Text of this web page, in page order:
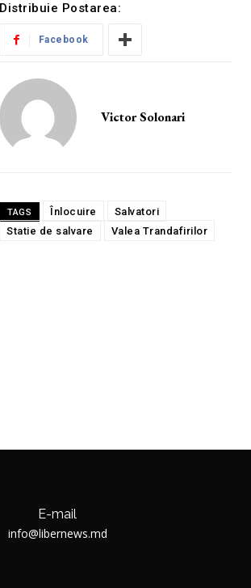
Distribuie Postarea:
Facebook
Victor Solonari
TAGS Înlocuire
Salvatori
Statie de salvare
Valea Trandafirilor
E-mail
info@libernews.md